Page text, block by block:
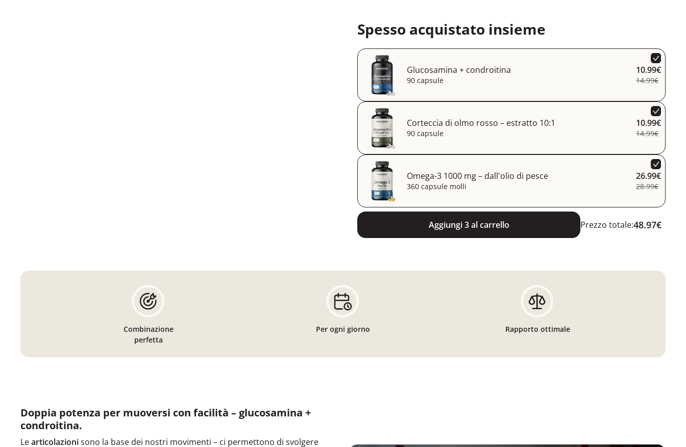
Spesso acquistato insieme
Glucosamina + condroitina
90 capsule
10.99€
14.99€
Corteccia di olmo rosso – estratto 10:1
90 capsule
10.99€
14.99€
Omega-3 1000 mg – dall'olio di pesce
360 capsule molli
26.99€
28.99€
Aggiungi 3 al carrello Prezzo totale:48.97€
Combinazione
perfetta
Per ogni giorno Rapporto ottimale
Doppia potenza per muoversi con facilità – glucosamina +
condroitina.
Learticolazionisono la base dei nostri movimenti – ci permettono di svolgere